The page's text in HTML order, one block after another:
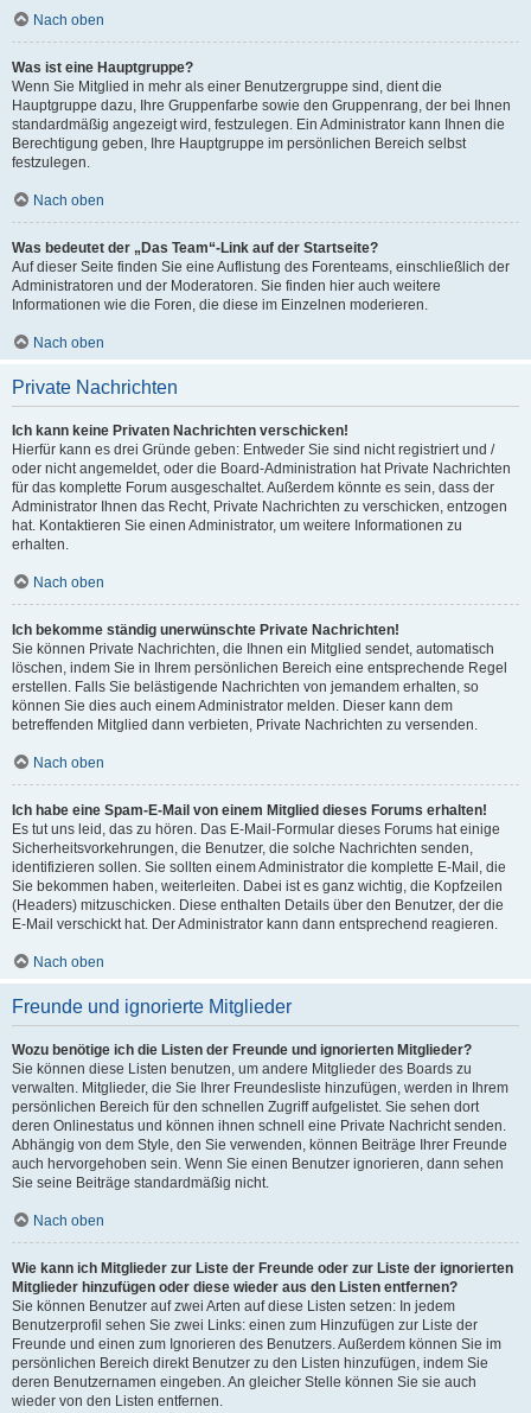
Nach oben
Was ist eine Hauptgruppe?
Wenn Sie Mitglied in mehr als einer Benutzergruppe sind, dient die
Hauptgruppe dazu, Ihre Gruppenfarbe sowie den Gruppenrang, der bei Ihnen
standardmäßig angezeigt wird, festzulegen. Ein Administrator kann Ihnen die
Berechtigung geben, Ihre Hauptgruppe im persönlichen Bereich selbst
festzulegen.
Nach oben
Was bedeutet der „Das Team“-Link auf der Startseite?
Auf dieser Seite finden Sie eine Auflistung des Forenteams, einschließlich der
Administratoren und der Moderatoren. Sie finden hier auch weitere
Informationen wie die Foren, die diese im Einzelnen moderieren.
Nach oben
Private Nachrichten
Ich kann keine Privaten Nachrichten verschicken!
Hierfür kann es drei Gründe geben: Entweder Sie sind nicht registriert und /
oder nicht angemeldet, oder die Board-Administration hat Private Nachrichten
für das komplette Forum ausgeschaltet. Außerdem könnte es sein, dass der
Administrator Ihnen das Recht, Private Nachrichten zu verschicken, entzogen
hat. Kontaktieren Sie einen Administrator, um weitere Informationen zu
erhalten.
Nach oben
Ich bekomme ständig unerwünschte Private Nachrichten!
Sie können Private Nachrichten, die Ihnen ein Mitglied sendet, automatisch
löschen, indem Sie in Ihrem persönlichen Bereich eine entsprechende Regel
erstellen. Falls Sie belästigende Nachrichten von jemandem erhalten, so
können Sie dies auch einem Administrator melden. Dieser kann dem
betreffenden Mitglied dann verbieten, Private Nachrichten zu versenden.
Nach oben
Ich habe eine Spam-E-Mail von einem Mitglied dieses Forums erhalten!
Es tut uns leid, das zu hören. Das E-Mail-Formular dieses Forums hat einige
Sicherheitsvorkehrungen, die Benutzer, die solche Nachrichten senden,
identifizieren sollen. Sie sollten einem Administrator die komplette E-Mail, die
Sie bekommen haben, weiterleiten. Dabei ist es ganz wichtig, die Kopfzeilen
(Headers) mitzuschicken. Diese enthalten Details über den Benutzer, der die
E-Mail verschickt hat. Der Administrator kann dann entsprechend reagieren.
Nach oben
Freunde und ignorierte Mitglieder
Wozu benötige ich die Listen der Freunde und ignorierten Mitglieder?
Sie können diese Listen benutzen, um andere Mitglieder des Boards zu
verwalten. Mitglieder, die Sie Ihrer Freundesliste hinzufügen, werden in Ihrem
persönlichen Bereich für den schnellen Zugriff aufgelistet. Sie sehen dort
deren Onlinestatus und können ihnen schnell eine Private Nachricht senden.
Abhängig von dem Style, den Sie verwenden, können Beiträge Ihrer Freunde
auch hervorgehoben sein. Wenn Sie einen Benutzer ignorieren, dann sehen
Sie seine Beiträge standardmäßig nicht.
Nach oben
Wie kann ich Mitglieder zur Liste der Freunde oder zur Liste der ignorierten
Mitglieder hinzufügen oder diese wieder aus den Listen entfernen?
Sie können Benutzer auf zwei Arten auf diese Listen setzen: In jedem
Benutzerprofil sehen Sie zwei Links: einen zum Hinzufügen zur Liste der
Freunde und einen zum Ignorieren des Benutzers. Außerdem können Sie im
persönlichen Bereich direkt Benutzer zu den Listen hinzufügen, indem Sie
deren Benutzernamen eingeben. An gleicher Stelle können Sie sie auch
wieder von den Listen entfernen.